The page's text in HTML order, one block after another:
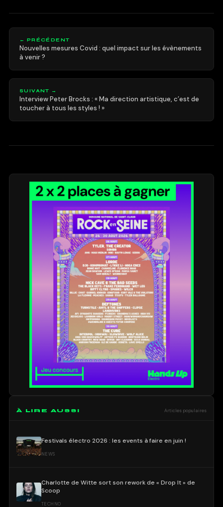
← PRÉCÉDENT
Nouvelles mesures Covid : quel impact sur les évènements
à venir ?
SUIVANT →
Interview Peter Brocks : « Ma direction artistique, c’est de
toucher à tous les styles ! »
À LIRE AUSSI Articles populaires
Festivals électro 2026 : les events à faire en juin !
NEWS
Charlotte de Witte sort son rework de « Drop It » de
Scoop
TECHNO